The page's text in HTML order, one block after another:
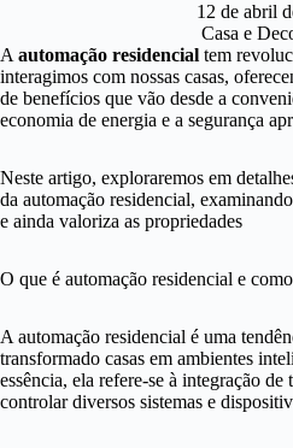
12 de abril
Casa e
A automação residencial tem
interagimos com nossas casas,
de benefícios que vão desde a
economia de energia e a segurança
Neste artigo, exploraremos em
da automação residencial,
e ainda valoriza as propriedades
O que é automação residencial e
A automação residencial é uma
transformado casas em ambientes
essência, ela refere-se à integração
controlar diversos sistemas e